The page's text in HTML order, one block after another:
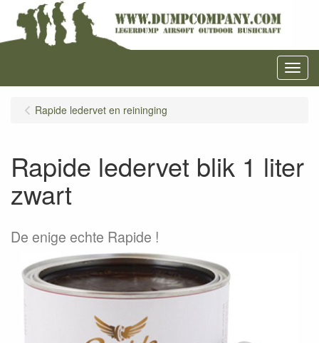
Menu
Rapide ledervet en reininging
Rapide ledervet blik 1 liter
zwart
De enige echte Rapide !